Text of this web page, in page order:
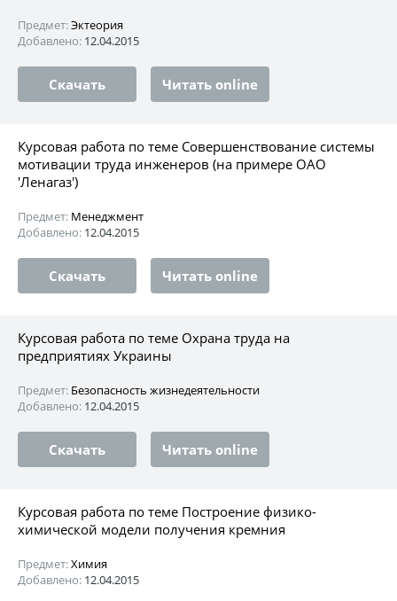
Предмет:Эктеория
Добавлено: 12.04.2015
Скачать Читать online
Курсовая работа по теме Совершенствование системы
мотивации труда инженеров (на примере ОАО
'Ленагаз')
Предмет: Менеджмент
Добавлено: 12.04.2015
Скачать Читать online
Курсовая работа по теме Охрана труда на
предприятиях Украины
Предмет: Безопасность жизнедеятельности
Добавлено: 12.04.2015
Скачать Читать online
Курсовая работа по теме Построение физико-
химической модели получения кремния
Предмет:Химия
Добавлено: 12.04.2015